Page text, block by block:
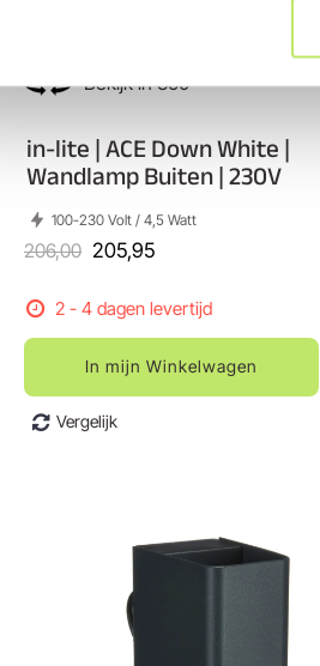
Bekijk in 360°
in-lite | ACE Down White |
Wandlamp Buiten | 230V
100-230 Volt / 4,5 Watt
206,00 205,95
2 - 4 dagen levertijd
In mijn Winkelwagen
Vergelijk